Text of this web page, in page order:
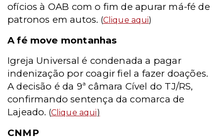
ofícios à OAB com o fim de apurar má-fé de
patronos em autos. (Clique aqui)
A fé move montanhas
Igreja Universal é condenada a pagar
indenização por coagir fiel a fazer doações.
A decisão é da 9ª câmara Cível do TJ/RS,
confirmando sentença da comarca de
Lajeado. (Clique aqui)
CNMP